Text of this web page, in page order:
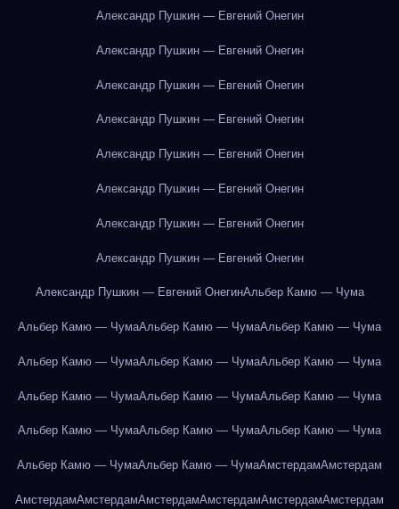
Александр Пушкин — Евгений Онегин
Александр Пушкин — Евгений Онегин
Александр Пушкин — Евгений Онегин
Александр Пушкин — Евгений Онегин
Александр Пушкин — Евгений Онегин
Александр Пушкин — Евгений Онегин
Александр Пушкин — Евгений Онегин
Александр Пушкин — Евгений Онегин
Александр Пушкин — Евгений ОнегинАльбер Камю — Чума
Альбер Камю — ЧумаАльбер Камю — ЧумаАльбер Камю — Чума
Альбер Камю — ЧумаАльбер Камю — ЧумаАльбер Камю — Чума
Альбер Камю — ЧумаАльбер Камю — ЧумаАльбер Камю — Чума
Альбер Камю — ЧумаАльбер Камю — ЧумаАльбер Камю — Чума
Альбер Камю — ЧумаАльбер Камю — ЧумаАмстердамАмстердам
АмстердамАмстердамАмстердамАмстердамАмстердамАмстердам